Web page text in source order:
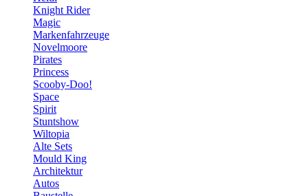
Knight Rider
Magic
Markenfahrzeuge
Novelmoore
Pirates
Princess
Scooby-Doo!
Space
Spirit
Stuntshow
Wiltopia
Alte Sets
Mould King
Architektur
Autos